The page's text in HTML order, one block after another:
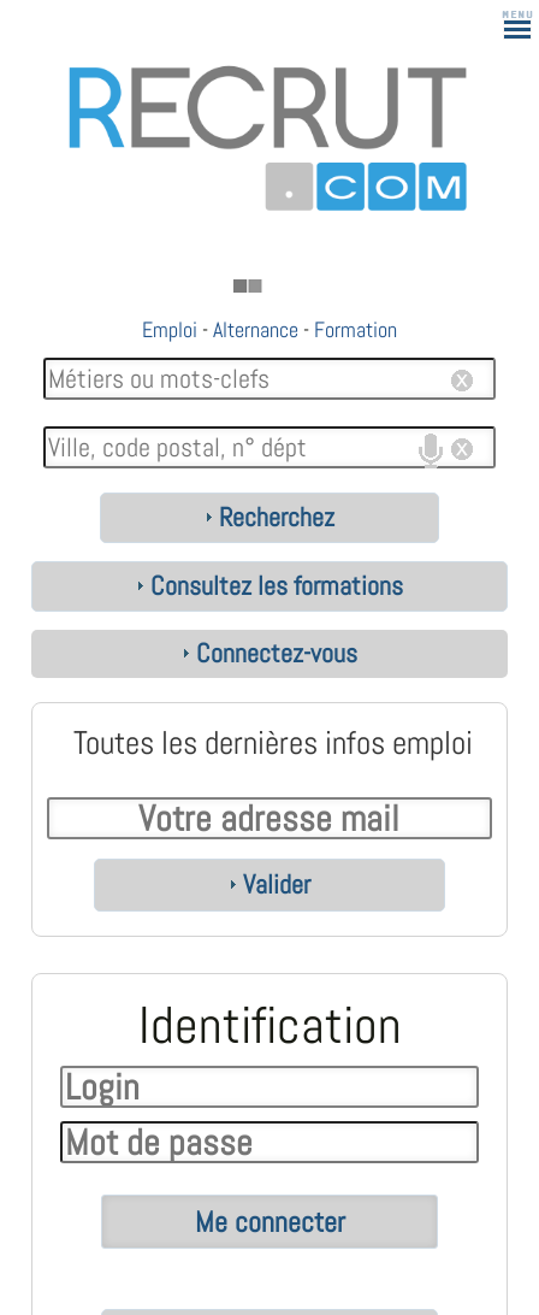
Emploi -Alternance - Formation
Recherchez
Consultez les formations
Connectez-vous
Toutes les dernières infos emploi
Valider
Identification